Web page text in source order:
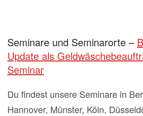
Seminare und Seminarorte –
Update als
Seminar
Du findest unsere Seminare in
Hannover, Münster, Köln,